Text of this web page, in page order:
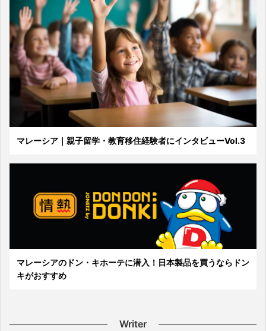
マレーシア｜親子留学・教育移住経験者にインタビューVol.3
マレーシアのドン・キホーテに潜入！日本製品を買うならドン
キがおすすめ
Writer